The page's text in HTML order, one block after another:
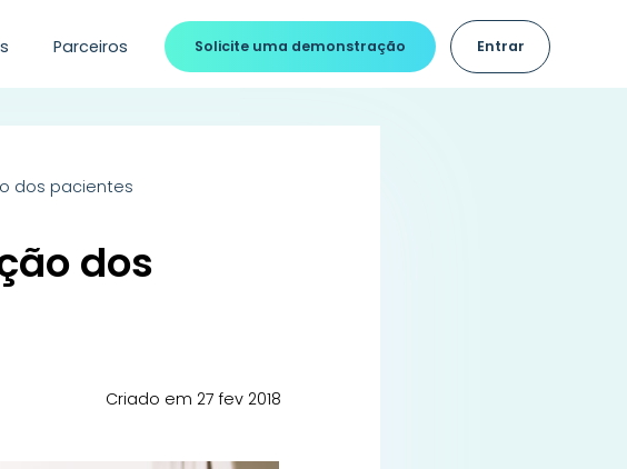
Parceiros Solicite uma demonstração Entrar
dos pacientes
dos
Criado em 27 fev 2018